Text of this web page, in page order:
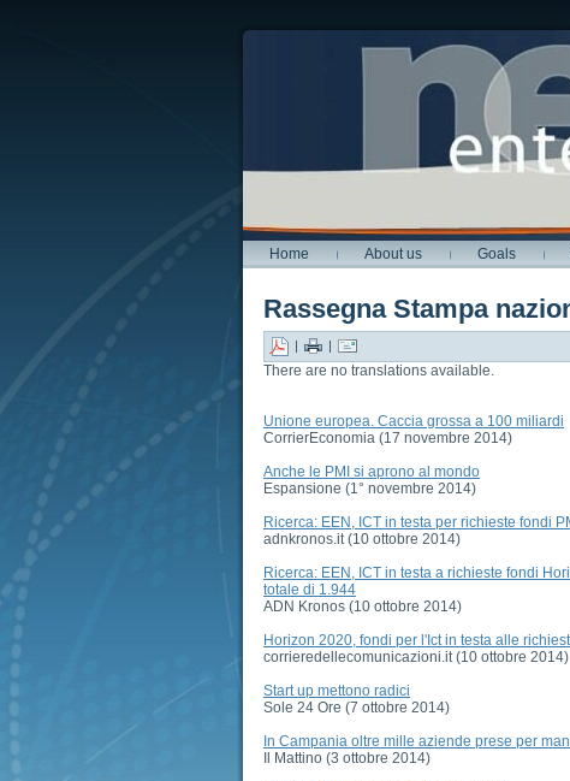
Home About us Goals
Rassegna Stampa
| |
There are no translations available.
Unione europea. Caccia grossa a 100 miliardi
CorrierEconomia (17 novembre 2014)
Anche le PMI si aprono al mondo
Espansione (1° novembre 2014)
Ricerca: EEN, ICT in testa per richieste fondi
adnkronos.it (10 ottobre 2014)
Ricerca: EEN, ICT in testa a richieste fondi
totale di 1.944
ADN Kronos (10 ottobre 2014)
Horizon 2020, fondi per l'Ict in testa alle
corrieredellecomunicazioni.it (10 ottobre 2014)
Start up mettono radici
Sole 24 Ore (7 ottobre 2014)
In Campania oltre mille aziende prese per
Il Mattino (3 ottobre 2014)